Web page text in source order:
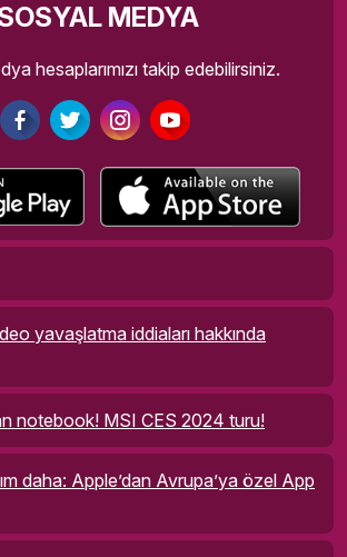
MEDYA
hesaplarımızı takip edebilirsiniz.
yavaşlatma iddiaları hakkında
notebook! MSI CES 2024 turu!
daha: Apple’dan Avrupa’ya özel App